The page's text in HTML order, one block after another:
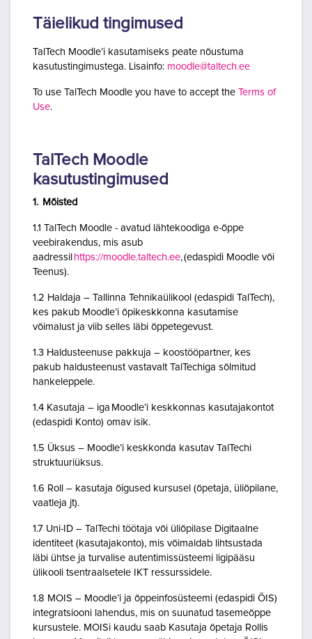
Täielikud tingimused
TalTech Moodle’i kasutamiseks peate nõustuma
kasutustingimustega. Lisainfo: moodle@taltech.ee
To use TalTech Moodle you have to accept the Terms of
Use.
TalTech Moodle
kasutustingimused
1. Mõisted
1.1 TalTech Moodle - avatud lähtekoodiga e-õppe
veebirakendus, mis asub
aadressil https://moodle.taltech.ee, (edaspidi Moodle või
Teenus).
1.2 Haldaja – Tallinna Tehnikaülikool (edaspidi TalTech),
kes pakub Moodle’i õpikeskkonna kasutamise
võimalust ja viib selles läbi õppetegevust.
1.3 Haldusteenuse pakkuja – koostööpartner, kes
pakub haldusteenust vastavalt TalTechiga sõlmitud
hankeleppele.
1.4 Kasutaja – iga Moodle’i keskkonnas kasutajakontot
(edaspidi Konto) omav isik.
1.5 Üksus – Moodle’i keskkonda kasutav TalTechi
struktuuriüksus.
1.6 Roll – kasutaja õigused kursusel (õpetaja, üliõpilane,
vaatleja jt).
1.7 Uni-ID – TalTechi töötaja või üliõpilase Digitaalne
identiteet (kasutajakonto), mis võimaldab lihtsustada
läbi ühtse ja turvalise autentimissüsteemi ligipääsu
ülikooli tsentraalsetele IKT ressurssidele.
1.8 MOIS – Moodle’i ja õppeinfosüsteemi (edaspidi ÕIS)
integratsiooni lahendus, mis on suunatud tasemeõppe
kursustele. MOISi kaudu saab Kasutaja õpetaja Rollis